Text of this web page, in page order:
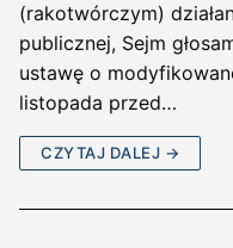
(rakotwórczym)
publicznej, Sejm
ustawę o
listopada przed…
CZYTAJ DALEJ →